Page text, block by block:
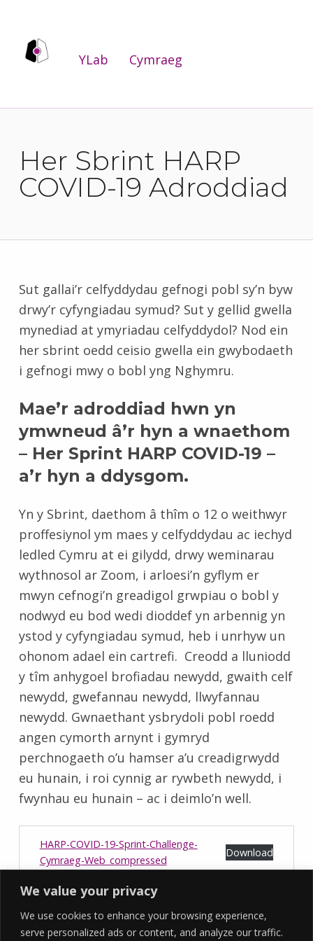
We value your privacy
We use cookies to enhance your browsing experience,
serve personalized ads or content, and analyze our traffic.
YLab Cymraeg
Her Sbrint HARP
COVID-19 Adroddiad
Sut gallai’r celfyddydau gefnogi pobl sy’n byw
drwy’r cyfyngiadau symud? Sut y gellid gwella
mynediad at ymyriadau celfyddydol? Nod ein
her sbrint oedd ceisio gwella ein gwybodaeth
i gefnogi mwy o bobl yng Nghymru.
Mae’r adroddiad hwn yn
ymwneud â’r hyn a wnaethom
– Her Sprint HARP COVID-19 –
a’r hyn a ddysgom.
Yn y Sbrint, daethom â thîm o 12 o weithwyr
proffesiynol ym maes y celfyddydau ac iechyd
ledled Cymru at ei gilydd, drwy weminarau
wythnosol ar Zoom, i arloesi’n gyflym er
mwyn cefnogi’n greadigol grwpiau o bobl y
nodwyd eu bod wedi dioddef yn arbennig yn
ystod y cyfyngiadau symud, heb i unrhyw un
ohonom adael ein cartrefi. Creodd a lluniodd
y tîm anhygoel brofiadau newydd, gwaith celf
newydd, gwefannau newydd, llwyfannau
newydd. Gwnaethant ysbrydoli pobl roedd
angen cymorth arnynt i gymryd
perchnogaeth o’u hamser a’u creadigrwydd
eu hunain, i roi cynnig ar rywbeth newydd, i
fwynhau eu hunain – ac i deimlo’n well.
HARP-COVID-19-Sprint-Challenge-
Cymraeg-Web_compressed
Download